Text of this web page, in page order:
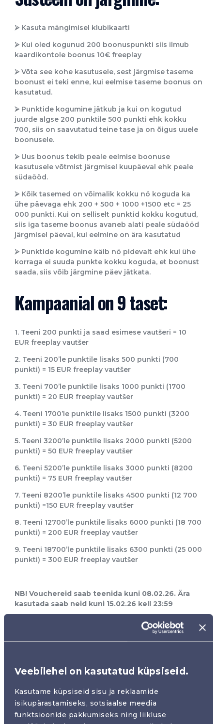
Veebilehel on kasutatud küpsiseid.
Kasutame küpsiseid sisu ja reklaamide
isikupärastamiseks, sotsiaalse meedia
funktsioonide pakkumiseks ning liikluse
⮚ Kasuta mängimisel klubikaarti
⮚ Kui oled kogunud 200 boonuspunkti siis ilmub
kaardikontole boonus 10€ freeplay
⮚ Võta see kohe kasutusele, sest järgmise taseme
boonust ei teki enne, kui eelmise taseme boonus on
kasutatud.
⮚ Punktide kogumine jätkub ja kui on kogutud
juurde algse 200 punktile 500 punkti ehk kokku
700, siis on saavutatud teine tase ja on õigus uuele
boonusele.
⮚ Uus boonus tekib peale eelmise boonuse
kasutusele võtmist järgmisel kuupäeval ehk peale
südaööd.
⮚ Kõik tasemed on võimalik kokku nö koguda ka
ühe päevaga ehk 200 + 500 + 1000 +1500 etc = 25
000 punkti. Kui on selliselt punktid kokku kogutud,
siis iga taseme boonus avaneb alati peale südaööd
järgmisel päeval, kui eelmine on ära kasutatud
⮚ Punktide kogumine käib nö pidevalt ehk kui ühe
korraga ei suuda punkte kokku koguda, et boonust
saada, siis võib järgmine päev jätkata.
Kampaanial on 9 taset:
1. Teeni 200 punkti ja saad esimese vautšeri = 10
EUR freeplay vautšer
2. Teeni 200’le punktile lisaks 500 punkti (700
punkti) = 15 EUR freeplay vautšer
3. Teeni 700’le punktile lisaks 1000 punkti (1700
punkti) = 20 EUR freeplay vautšer
4. Teeni 1700’le punktile lisaks 1500 punkti (3200
punkti) = 30 EUR freeplay vautšer
5. Teeni 3200’le punktile lisaks 2000 punkti (5200
punkti) = 50 EUR freeplay vautšer
6. Teeni 5200’le punktile lisaks 3000 punkti (8200
punkti) = 75 EUR freeplay vautšer
7. Teeni 8200’le punktile lisaks 4500 punkti (12 700
punkti) =150 EUR freeplay vautšer
8. Teeni 12700’le punktile lisaks 6000 punkti (18 700
punkti) = 200 EUR freeplay vautšer
9. Teeni 18700’le punktile lisaks 6300 punkti (25 000
punkti) = 300 EUR freeplay vautšer
NB! Vouchereid saab teenida kuni 08.02.26. Ära
kasutada saab neid kuni 15.02.26 kell 23:59
Kampaania detailid
Kõik kasiinod Eesti